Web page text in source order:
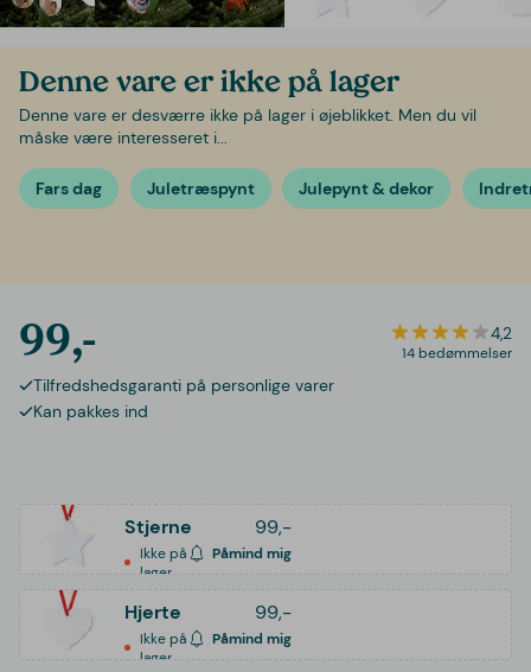
Denne vare er ikke på lager
Denne vare er desværre ikke på lager i øjeblikket. Men du vil
måske være interesseret i...
Fars dag Juletræspynt Julepynt & dekor
99,- 4,2
14 bedømmelser
Tilfredshedsgaranti på personlige varer
Kan pakkes ind
Stjerne 99,-
Ikke på
lager
Påmind mig
Hjerte 99,-
Ikke på
lager
Påmind mig